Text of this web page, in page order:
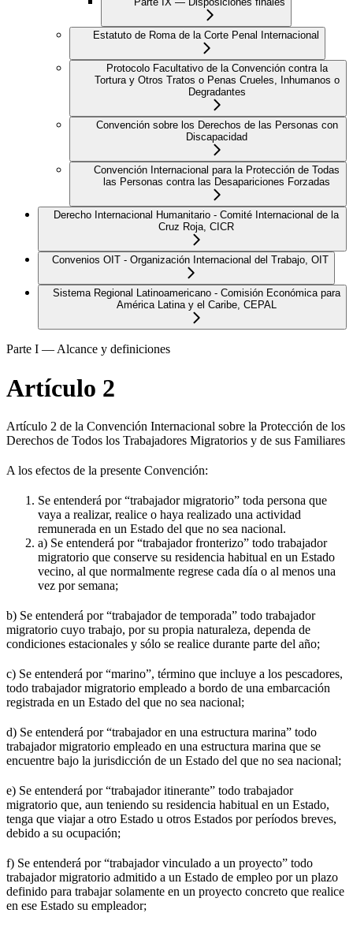
Estatuto de Roma de la Corte Penal Internacional
Protocolo Facultativo de la Convención contra la
Tortura y Otros Tratos o Penas Crueles, Inhumanos o
Degradantes
Convención sobre los Derechos de las Personas con
Discapacidad
Convención Internacional para la Protección de Todas
las Personas contra las Desapariciones Forzadas
Derecho Internacional Humanitario - Comité Internacional de la
Cruz Roja, CICR
Convenios OIT - Organización Internacional del Trabajo, OIT
Sistema Regional Latinoamericano - Comisión Económica para
América Latina y el Caribe, CEPAL
Parte I — Alcance y definiciones
Artículo 2
Artículo 2 de la Convención Internacional sobre la Protección de los
Derechos de Todos los Trabajadores Migratorios y de sus Familiares
A los efectos de la presente Convención:
Se entenderá por “trabajador migratorio” toda persona que
vaya a realizar, realice o haya realizado una actividad
remunerada en un Estado del que no sea nacional.
a) Se entenderá por “trabajador fronterizo” todo trabajador
migratorio que conserve su residencia habitual en un Estado
vecino, al que normalmente regrese cada día o al menos una
vez por semana;
b) Se entenderá por “trabajador de temporada” todo trabajador
migratorio cuyo trabajo, por su propia naturaleza, dependa de
condiciones estacionales y sólo se realice durante parte del año;
c) Se entenderá por “marino”, término que incluye a los pescadores,
todo trabajador migratorio empleado a bordo de una embarcación
registrada en un Estado del que no sea nacional;
d) Se entenderá por “trabajador en una estructura marina” todo
trabajador migratorio empleado en una estructura marina que se
encuentre bajo la jurisdicción de un Estado del que no sea nacional;
e) Se entenderá por “trabajador itinerante” todo trabajador
migratorio que, aun teniendo su residencia habitual en un Estado,
tenga que viajar a otro Estado u otros Estados por períodos breves,
debido a su ocupación;
f) Se entenderá por “trabajador vinculado a un proyecto” todo
trabajador migratorio admitido a un Estado de empleo por un plazo
definido para trabajar solamente en un proyecto concreto que realice
en ese Estado su empleador;